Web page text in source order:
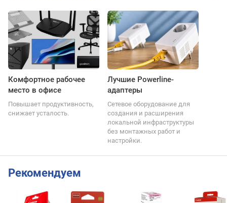
Комфортное рабочее
место в офисе
Повышает продуктивность,
снижает усталость.
Лучшие Powerline-
адаптеры
Сетевое оборудование для
создания и расширения
локальной инфраструктуры
без монтажных работ и
настройки.
Рекомендуем